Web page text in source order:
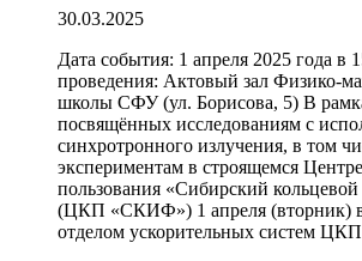
30.03.2025
Дата события: 1 апреля 2025 года в
проведения: Актовый зал Физико-
школы СФУ (ул. Борисова, 5) В
посвящённых исследованиям с
синхротронного излучения, в том
экспериментам в строящемся
пользования «Сибирский
(ЦКП «СКИФ») 1 апреля (вторник)
отделом ускорительных систем